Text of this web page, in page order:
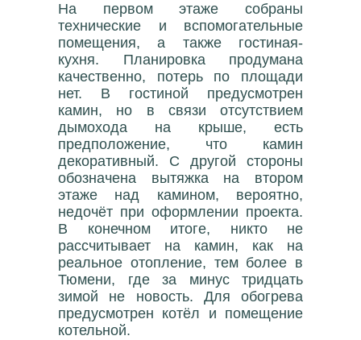
На первом этаже собраны
технические и вспомогательные
помещения, а также гостиная-
кухня. Планировка продумана
качественно, потерь по площади
нет. В гостиной предусмотрен
камин, но в связи отсутствием
дымохода на крыше, есть
предположение, что камин
декоративный. С другой стороны
обозначена вытяжка на втором
этаже над камином, вероятно,
недочёт при оформлении проекта.
В конечном итоге, никто не
рассчитывает на камин, как на
реальное отопление, тем более в
Тюмени, где за минус тридцать
зимой не новость. Для обогрева
предусмотрен котёл и помещение
котельной.